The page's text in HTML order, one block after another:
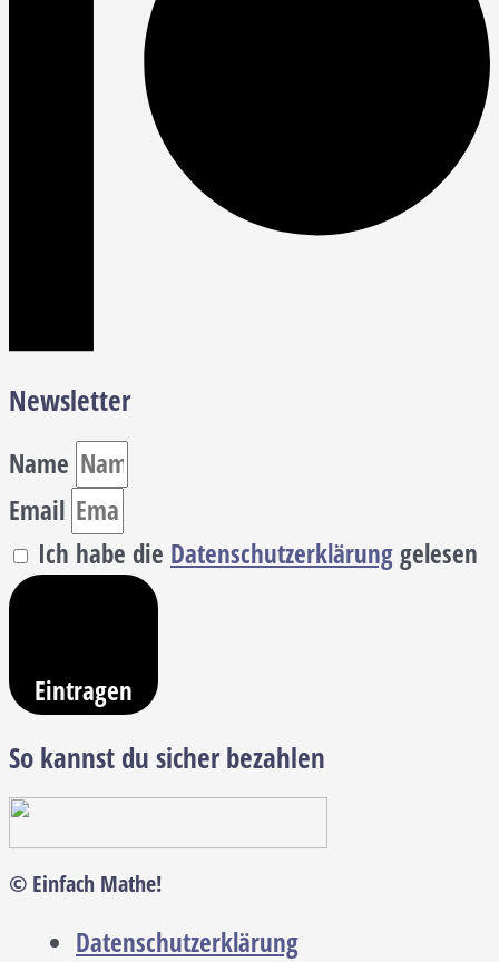
Newsletter
Name
Email
Ich habe die Datenschutzerklärunggelesen
Eintragen
So kannst du sicher bezahlen
© Einfach Mathe!
Datenschutzerklärung